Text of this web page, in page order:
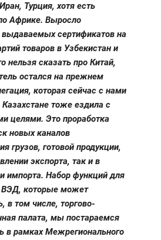
Турция, хотя есть
Африке. Выросло
выдаваемых сертификатов на
товаров в Узбекистан и
нельзя сказать про Китай,
остался на прежнем
которая сейчас с нами
тоже ездила с
целями. Это проработка
новых каналов
грузов, готовой продукции,
экспорта, так и в
импорта. Набор функций для
ВЭД, которые может
в том числе, торгово-
палата, мы постараемся
в рамках Межрегионального